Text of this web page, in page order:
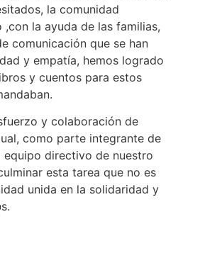
la comunidad
la ayuda de las familias,
comunicación que se han
y empatía, hemos logrado
y cuentos para estos
y colaboración de
como parte integrante de
directivo de nuestro
esta tarea que no es
unida en la solidaridad y